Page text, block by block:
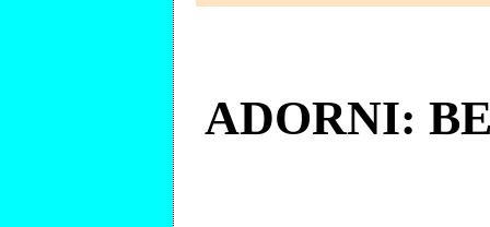
ADORNI: